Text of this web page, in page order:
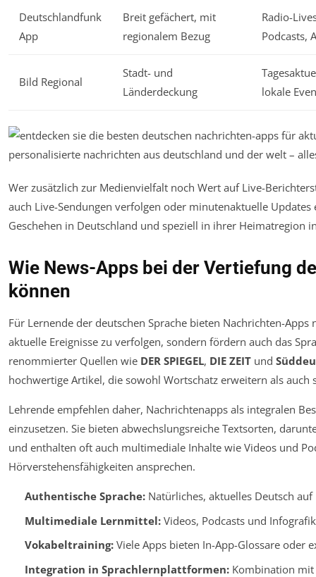
Deutschlandfunk
App
Breit gefächert, mit
regionalem Bezug
Radio-
Podcasts,
Bild Regional
Stadt- und
Länderdeckung
lokale
Wer zusätzlich zur Medienvielfalt noch Wert auf Live-
auch Live-Sendungen verfolgen oder minutenaktuelle
Geschehen in Deutschland und speziell in ihrer Heimatregion
Wie News-Apps bei der Vertiefung
können
Für Lernende der deutschen Sprache bieten Nachrichten-
aktuelle Ereignisse zu verfolgen, sondern fördern auch das
renommierter Quellen wie DER SPIEGEL, DIE ZEIT und
hochwertige Artikel, die sowohl Wortschatz erweitern als
Lehrende empfehlen daher, Nachrichtenapps als integralen
einzusetzen. Sie bieten abwechslungsreiche Textsorten,
und enthalten oft auch multimediale Inhalte wie Videos und
Hörverstehensfähigkeiten ansprechen.
Authentische Sprache:Natürliches, aktuelles Deutsch
Multimediale Lernmittel:Videos, Podcasts und
Vokabeltraining:Viele Apps bieten In-App-Glossare oder
Integration in Sprachlernplattformen:Kombination mit